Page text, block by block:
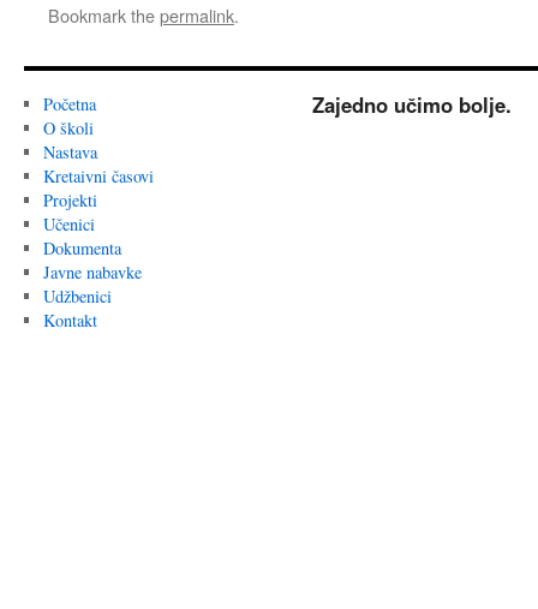
Bookmark thepermalink.
Početna
O školi
Nastava
Kretaivni časovi
Projekti
Učenici
Dokumenta
Javne nabavke
Udžbenici
Kontakt
Zajedno učimo bolje.